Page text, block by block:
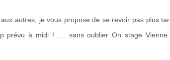
autres, je vous propose de se revoir pas plus
prévu à midi ! .... sans oublier On stage